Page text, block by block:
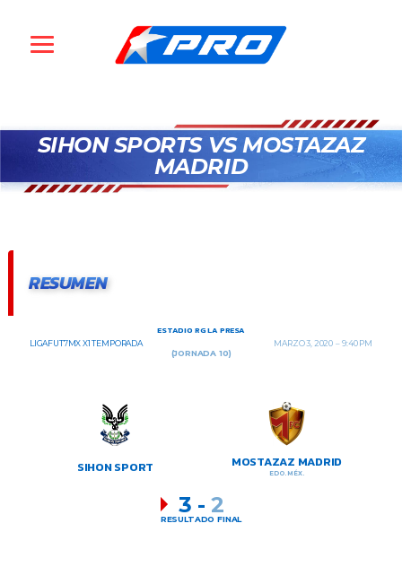
SIHON SPORTS VS MOSTAZAZ
MADRID
RESUMEN
LIGAFUT7MX X1 TEMPORADA
ESTADIO RG LA PRESA
MARZO 3, 2020
9:40 PM
(JORNADA 10)
SIHON SPORT MOSTAZAZ MADRID
EDO. MÉX.
3 - 2
RESULTADO FINAL